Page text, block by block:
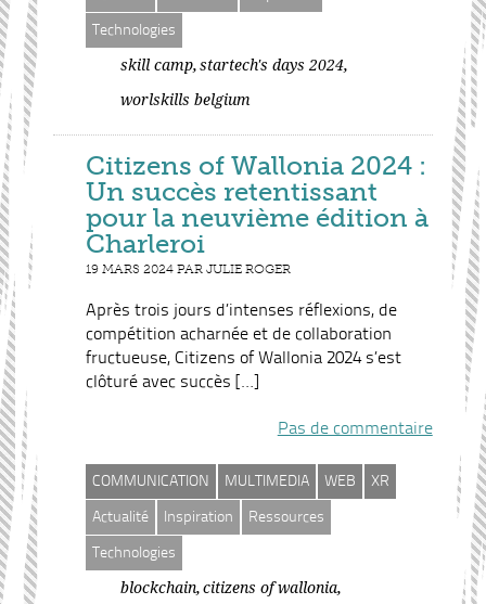
Technologies
skill camp, startech's days 2024,
worlskills belgium
Citizens of Wallonia 2024 :
Un succès retentissant
pour la neuvième édition à
Charleroi
19 MARS 2024 PAR JULIE ROGER
Après trois jours d’intenses réflexions, de
compétition acharnée et de collaboration
fructueuse, Citizens of Wallonia 2024 s’est
clôturé avec succès […]
Pas de commentaire
COMMUNICATION MULTIMEDIA WEB XR
Actualité Inspiration Ressources
Technologies
blockchain, citizens of wallonia,